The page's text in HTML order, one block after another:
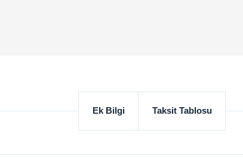
Ek Bilgi Taksit Tablosu